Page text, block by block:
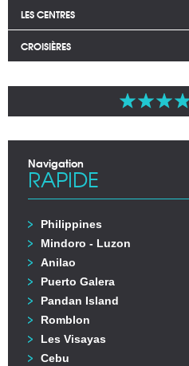
LES CENTRES
CROISIÈRES
Navigation
RAPIDE
Philippines
Mindoro - Luzon
Anilao
Puerto Galera
Pandan Island
Romblon
Les Visayas
Cebu